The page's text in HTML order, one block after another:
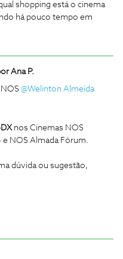
shopping está o cinema
há pouco tempo em
Ana P.
@Welinton Almeida
nos Cinemas NOS
NOS Almada Fórum.
dúvida ou sugestão,